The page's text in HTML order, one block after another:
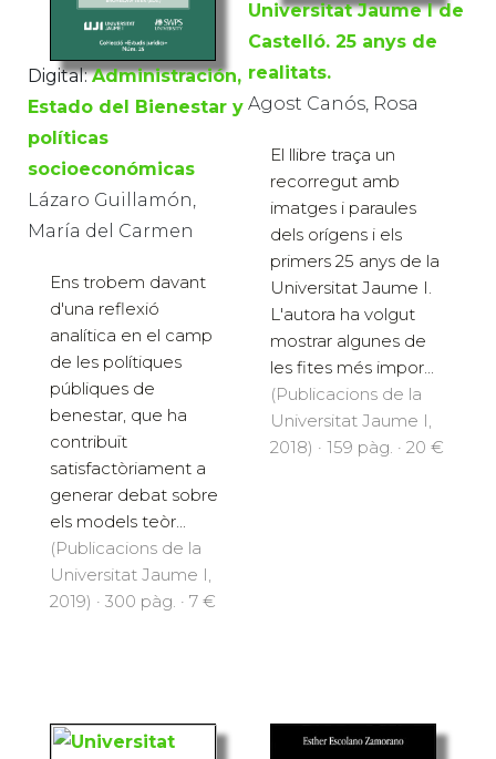
Digital: Administración,
Estado del Bienestar y
políticas
socioeconómicas
Lázaro Guillamón,
María del Carmen
Ens trobem davant
d'una reflexió
analítica en el camp
de les polítiques
públiques de
benestar, que ha
contribuït
satisfactòriament a
generar debat sobre
els models teòr...
(Publicacions de la
Universitat Jaume I,
2019) · 300 pàg. · 7 €
Universitat Jaume I de
Castelló. 25 anys de
realitats.
Agost Canós, Rosa
El llibre traça un
recorregut amb
imatges i paraules
dels orígens i els
primers 25 anys de la
Universitat Jaume I.
L'autora ha volgut
mostrar algunes de
les fites més impor...
(Publicacions de la
Universitat Jaume I,
2018) · 159 pàg. · 20 €